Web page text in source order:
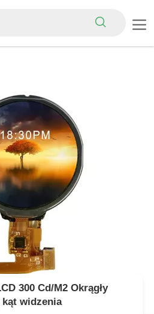
300 Cd/M2 Okrągły
kąt widzenia